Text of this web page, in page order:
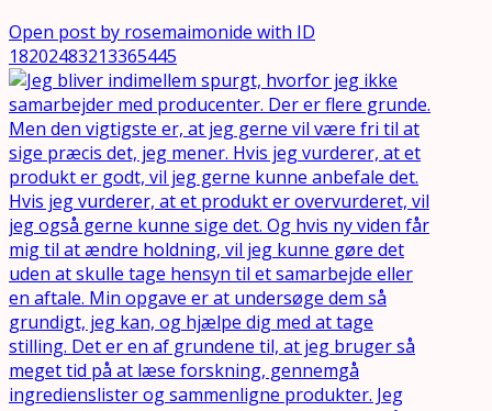
Open post by rosemaimonide with ID
18202483213365445